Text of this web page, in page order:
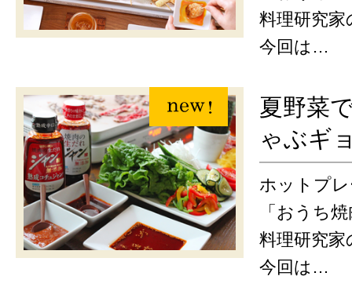
料理研究
今回は…
夏野菜
ゃぶギ
ホットプ
「おうち
料理研究
今回は…